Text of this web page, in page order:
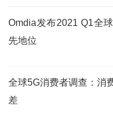
Omdia发布2021 Q1全
先地位
全球5G消费者调查：消
差